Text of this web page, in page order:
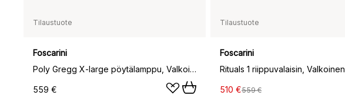
Tilaustuote
Foscarini
Poly Gregg X-large pöytälamppu, Valkoinen
559 €
Tilaustuote
Foscarini
Rituals 1 riippuvalaisin, Valkoinen
510 €559 €